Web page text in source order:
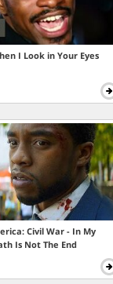
I Look in Your Eyes
Civil War - In My
Is Not The End